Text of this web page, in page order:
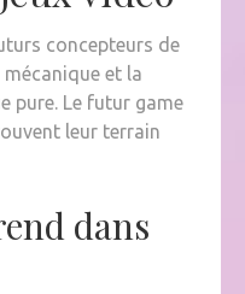
concepteurs de
et la
pure. Le futur game
leur terrain
dans